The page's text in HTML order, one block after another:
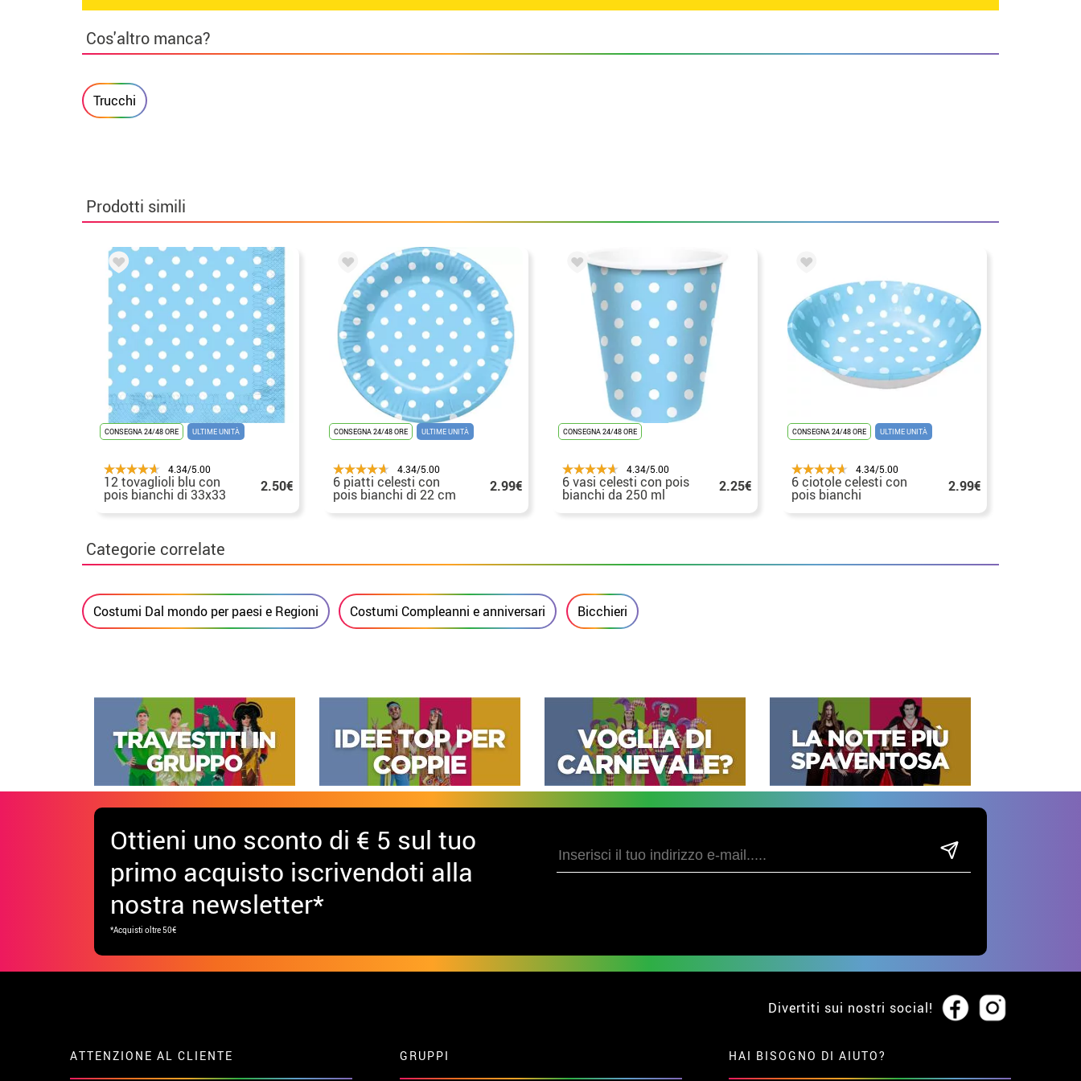
Cos'altro manca?
Trucchi
Prodotti simili
CONSEGNA 24/48 ORE ULTIME UNITÀ
4.34/5.00
12 tovaglioli blu con
pois bianchi di 33x33
cm
2.50€
CONSEGNA 24/48 ORE ULTIME UNITÀ
4.34/5.00
6 piatti celesti con
pois bianchi di 22 cm 2.99€
CONSEGNA 24/48 ORE
4.34/5.00
6 vasi celesti con pois
bianchi da 250 ml 2.25€
CONSEGNA 24/48 ORE ULTIME UNITÀ
4.34/5.00
6 ciotole celesti con
pois bianchi 2.99€
Categorie correlate
Costumi Dal mondo per paesi e Regioni Costumi Compleanni e anniversari Bicchieri
Ottieni uno sconto di € 5 sul tuo
primo acquisto iscrivendoti alla
nostra newsletter*
*Acquisti oltre 50€
Divertiti sui nostri social!
ATTENZIONE AL CLIENTE GRUPPI HAI BISOGNO DI AIUTO?